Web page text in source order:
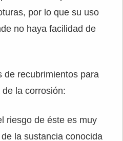
por lo que su uso
no haya facilidad de
de recubrimientos para
la corrosión:
riesgo de éste es muy
la sustancia conocida